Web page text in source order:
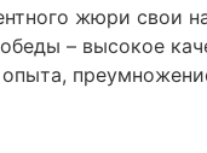
жюри свои
– высокое